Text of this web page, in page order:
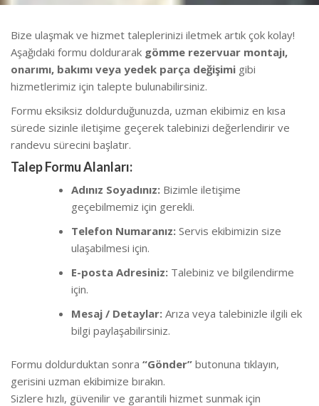
Bize ulaşmak ve hizmet taleplerinizi iletmek artık çok kolay!
Aşağıdaki formu doldurarak gömme rezervuar montajı,
onarımı, bakımı veya yedek parça değişimi gibi
hizmetlerimiz için talepte bulunabilirsiniz.
Formu eksiksiz doldurduğunuzda, uzman ekibimiz en kısa
sürede sizinle iletişime geçerek talebinizi değerlendirir ve
randevu sürecini başlatır.
Talep Formu Alanları:
Adınız Soyadınız: Bizimle iletişime
geçebilmemiz için gerekli.
Telefon Numaranız: Servis ekibimizin size
ulaşabilmesi için.
E-posta Adresiniz: Talebiniz ve bilgilendirme
için.
Mesaj / Detaylar: Arıza veya talebinizle ilgili ek
bilgi paylaşabilirsiniz.
Formu doldurduktan sonra “Gönder” butonuna tıklayın,
gerisini uzman ekibimize bırakın.
Sizlere hızlı, güvenilir ve garantili hizmet sunmak için